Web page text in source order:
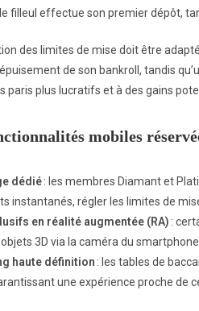
filleul effectue son premier dépôt,
des limites de mise doit être
de son bankroll, tandis
paris plus lucratifs et à des gains
mobiles
dédié: les membres Diamant et
instantanés, régler les limites de
en réalité augmentée (RA) :
3D via la caméra du
haute définition : les tables de
une expérience proche de